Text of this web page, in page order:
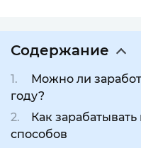
Содержание
Можно ли
году?
Как
способов